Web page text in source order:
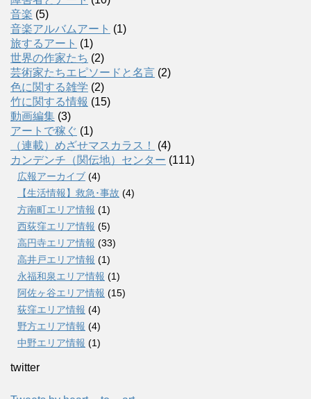
音楽 (5)
音楽アルバムアート (1)
旅するアート (1)
世界の作家たち (2)
芸術家たちエピソードと名言 (2)
色に関する雑学 (2)
竹に関する情報 (15)
動画編集 (3)
アートで稼ぐ (1)
（連載）めざせマスカラス！
(4)
カンデンチ（関伝地）センター (111)
広報アーカイブ (4)
【生活情報】救急･事故 (4)
方南町エリア情報 (1)
西荻窪エリア情報 (5)
高円寺エリア情報 (33)
高井戸エリア情報 (1)
永福和泉エリア情報 (1)
阿佐ヶ谷エリア情報 (15)
荻窪エリア情報 (4)
野方エリア情報 (4)
中野エリア情報 (1)
twitter